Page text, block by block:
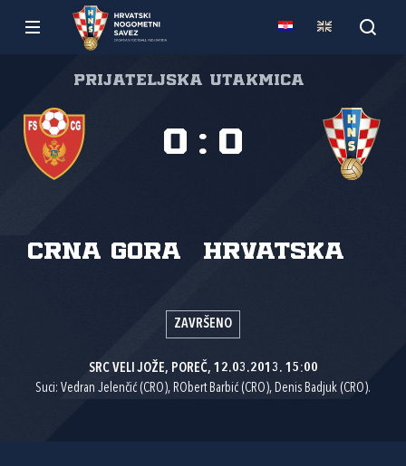
Prijateljska utakmica
Crna Gora Hrvatska
0 : 0
ZAVRŠENO
SRC VELI JOŽE, POREČ, 12.03.2013. 15:00
Suci: Vedran Jelenčić (CRO), RObert Barbić (CRO), Denis Badjuk (CRO).